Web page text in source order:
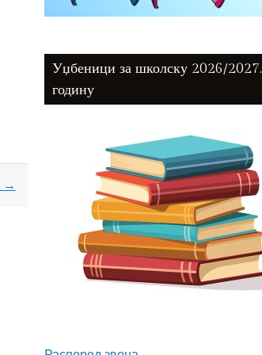
→
Уџбеници за школску 2026/2027.
годину